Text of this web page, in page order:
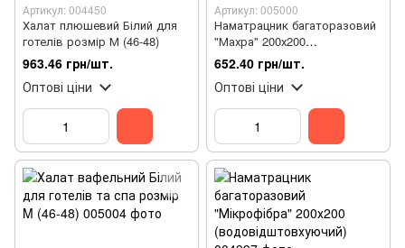
Артикул: 004450
Халат плюшевий Білий для
готелів розмір М (46-48)
963.46 грн/шт.
Оптові ціни
Артикул: 005000
Наматрацник багаторазовий
"Махра" 200х200
(водовідштовхуючий)
652.40 грн/шт.
Оптові ціни